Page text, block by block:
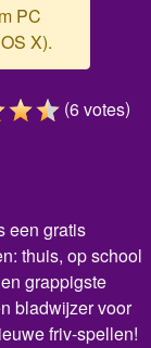
PC
X).
(6votes)
een gratis
thuis, op school
grappigste
bladwijzer voor
friv-spellen!